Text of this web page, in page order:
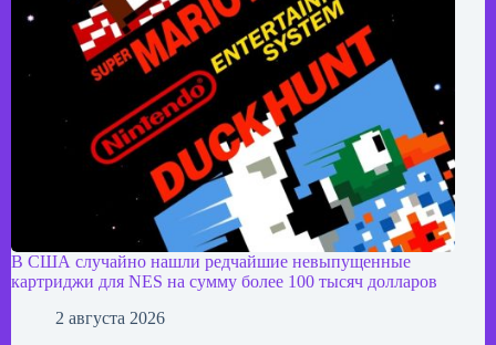
В США случайно нашли редчайшие невыпущенные
картриджи для NES на сумму более 100 тысяч долларов
2 августа 2026